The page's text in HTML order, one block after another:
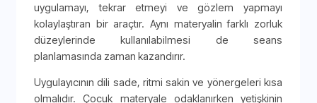
uygulamayı, tekrar etmeyi ve gözlem yapmayı
kolaylaştıran bir araçtır. Aynı materyalin farklı zorluk
düzeylerinde kullanılabilmesi de seans
planlamasında zaman kazandırır.
Uygulayıcının dili sade, ritmi sakin ve yönergeleri kısa
olmalıdır. Çocuk materyale odaklanırken yetişkinin